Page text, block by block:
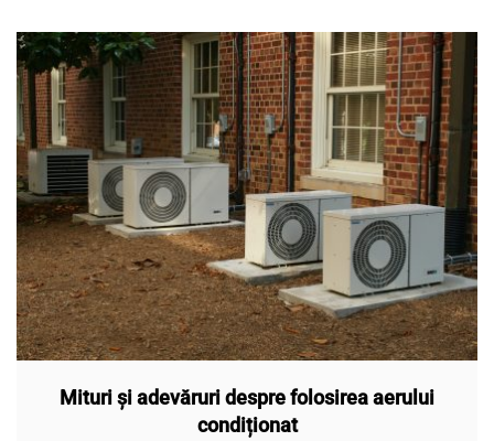
Mituri și adevăruri despre folosirea aerului
condiționat